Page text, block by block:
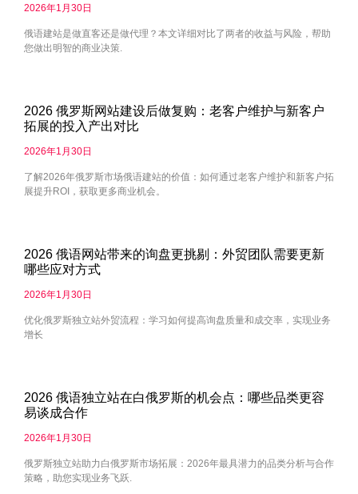
2026年1月30日
俄语建站是做直客还是做代理？本文详细对比了两者的收益与风险，帮助
您做出明智的商业决策.
2026 俄罗斯网站建设后做复购：老客户维护与新客户
拓展的投入产出对比
2026年1月30日
了解2026年俄罗斯市场俄语建站的价值：如何通过老客户维护和新客户拓
展提升ROI，获取更多商业机会。
2026 俄语网站带来的询盘更挑剔：外贸团队需要更新
哪些应对方式
2026年1月30日
优化俄罗斯独立站外贸流程：学习如何提高询盘质量和成交率，实现业务
增长
2026 俄语独立站在白俄罗斯的机会点：哪些品类更容
易谈成合作
2026年1月30日
俄罗斯独立站助力白俄罗斯市场拓展：2026年最具潜力的品类分析与合作
策略，助您实现业务飞跃.